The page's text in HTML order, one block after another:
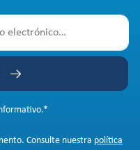
*
Consulte nuestra política